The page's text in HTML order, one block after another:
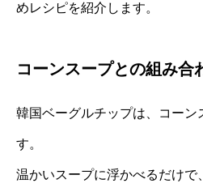
めレシピを紹介します。
コーンスープとの組み合
韓国ベーグルチップは、コーン
す。
温かいスープに浮かべるだけで